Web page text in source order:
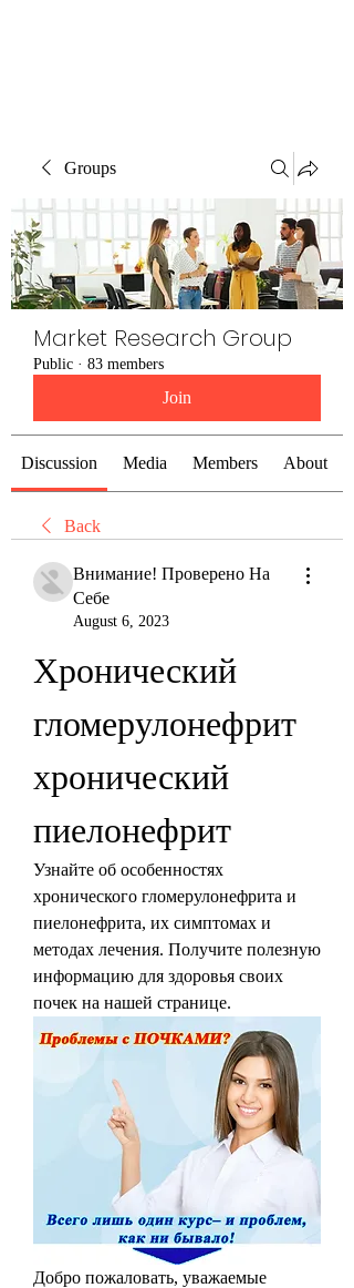
Groups
Market Research Group
Public · 83 members
Join
Discussion Media Members About
Back
Внимание! Проверено На
Себе
August 6, 2023
Хронический
гломерулонефрит
хронический
пиелонефрит
Узнайте об особенностях
хронического гломерулонефрита и
пиелонефрита, их симптомах и
методах лечения. Получите полезную
информацию для здоровья своих
почек на нашей странице.
Добро пожаловать, уважаемые